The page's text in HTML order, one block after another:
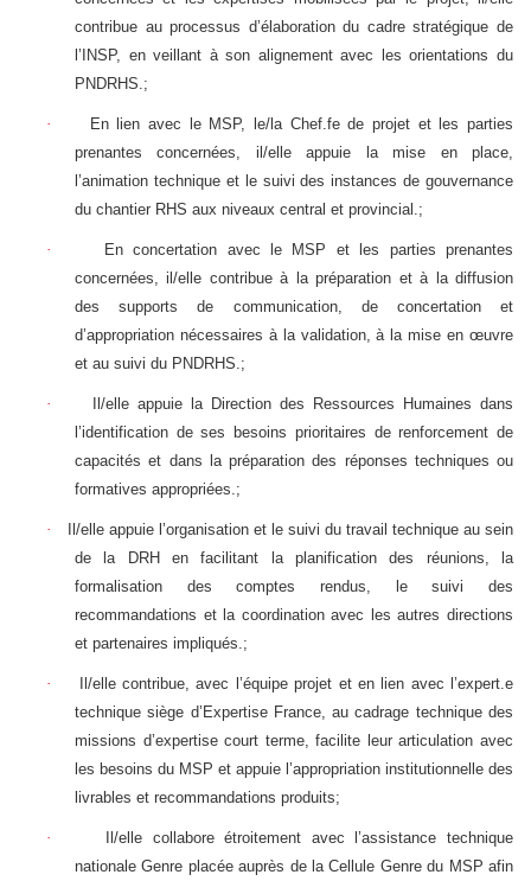
contribue au processus d’élaboration du cadre stratégique de
l’INSP, en veillant à son alignement avec les orientations du
PNDRHS.;
·
En lien avec le MSP, le/la Chef.fe de projet et les parties
prenantes concernées, il/elle appuie la mise en place,
l’animation technique et le suivi des instances de gouvernance
du chantier RHS aux niveaux central et provincial.;
·
En concertation avec le MSP et les parties prenantes
concernées, il/elle contribue à la préparation et à la diffusion
des supports de communication, de concertation et
d’appropriation nécessaires à la validation, à la mise en œuvre
et au suivi du PNDRHS.;
·
Il/elle appuie la Direction des Ressources Humaines dans
l’identification de ses besoins prioritaires de renforcement de
capacités et dans la préparation des réponses techniques ou
formatives appropriées.;
·
Il/elle appuie l’organisation et le suivi du travail technique au sein
de la DRH en facilitant la planification des réunions, la
formalisation des comptes rendus, le suivi des
recommandations et la coordination avec les autres directions
et partenaires impliqués.;
·
Il/elle contribue, avec l’équipe projet et en lien avec l’expert.e
technique siège d’Expertise France, au cadrage technique des
missions d’expertise court terme, facilite leur articulation avec
les besoins du MSP et appuie l’appropriation institutionnelle des
livrables et recommandations produits;
·
Il/elle collabore étroitement avec l’assistance technique
nationale Genre placée auprès de la Cellule Genre du MSP afin